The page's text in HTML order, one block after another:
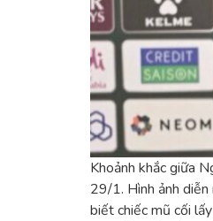
Khoảnh khắc giữa
29/1. Hình ảnh
biết chiếc mũ cối